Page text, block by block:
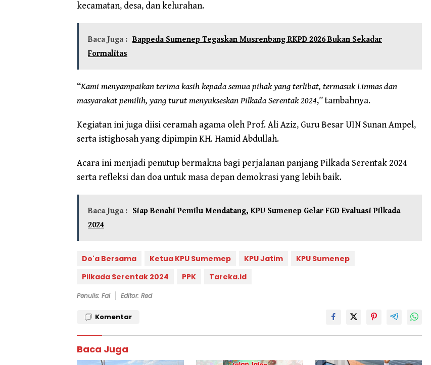
kecamatan, desa, dan kelurahan.
Baca Juga : Bappeda Sumenep Tegaskan Musrenbang RKPD 2026 Bukan Sekadar
Formalitas
“Kami menyampaikan terima kasih kepada semua pihak yang terlibat, termasuk Linmas dan
masyarakat pemilih, yang turut menyukseskan Pilkada Serentak 2024,” tambahnya.
Kegiatan ini juga diisi ceramah agama oleh Prof. Ali Aziz, Guru Besar UIN Sunan Ampel,
serta istighosah yang dipimpin KH. Hamid Abdullah.
Acara ini menjadi penutup bermakna bagi perjalanan panjang Pilkada Serentak 2024
serta refleksi dan doa untuk masa depan demokrasi yang lebih baik.
Baca Juga : Siap Benahi Pemilu Mendatang, KPU Sumenep Gelar FGD Evaluasi Pilkada
2024
Do'a Bersama Ketua KPU Sumemep KPU Jatim
KPU Sumenep
Pilkada Serentak 2024
PPK Tareka.id
Penulis: Fai Editor: Red
Komentar
Baca Juga